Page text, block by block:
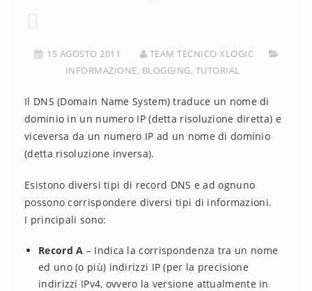
15 AGOSTO 2011
TEAM TECNICO XLOGIC
INFORMAZIONE, BLOGGING, TUTORIAL
Il DNS (Domain Name System) traduce un nome di
dominio in un numero IP (detta risoluzione diretta) e
viceversa da un numero IP ad un nome di dominio
(detta risoluzione inversa).
Esistono diversi tipi di record DNS e ad ognuno
possono corrispondere diversi tipi di informazioni.
I principali sono:
Record A – Indica la corrispondenza tra un nome
ed uno (o più) indirizzi IP (per la precisione
indirizzi IPv4, ovvero la versione attualmente in